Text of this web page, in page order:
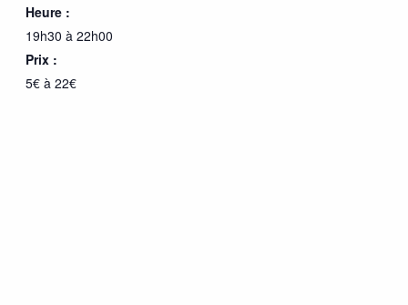
Heure :
19h30 à 22h00
Prix :
5€ à 22€